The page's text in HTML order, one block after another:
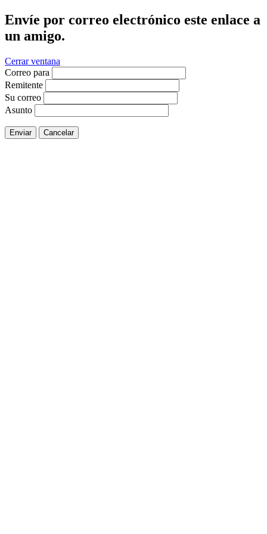
Envíe por correo electrónico este enlace a
un amigo.
Cerrar ventana
Correo para
Remitente
Su correo
Asunto
Enviar Cancelar